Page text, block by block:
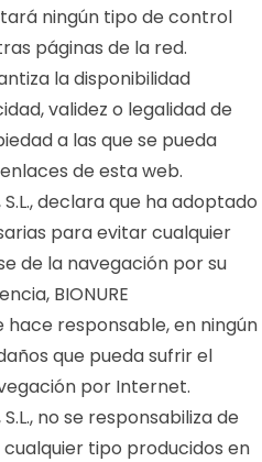
ningún tipo de control
páginas de la red.
la disponibilidad
validez o legalidad de
a las que se pueda
de esta web.
S.L., declara que ha adoptado
para evitar cualquier
de la navegación por su
BIONURE
hace responsable, en ningún
que pueda sufrir el
por Internet.
S.L., no se responsabiliza de
tipo producidos en